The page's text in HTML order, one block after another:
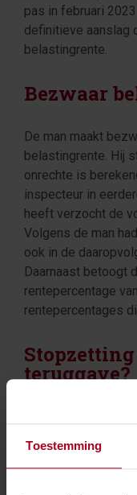
Toestemming
pas in februari
definitieve aanslag
belastingrente.
Bezwaar
De man maakt
belastingrente. Hij
onrechte is
inspecteur in
heeft verzocht de
Volgens de man
ook in de
Daarnaast betoogt
rentepercentage
rentepercentages
teruggave?
Het hof stelt dat
bepalingen in
man in eerdere